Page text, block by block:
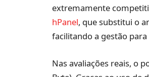
extremamente
hPanel, que substitui o
facilitando a gestão
Nas avaliações reais, o